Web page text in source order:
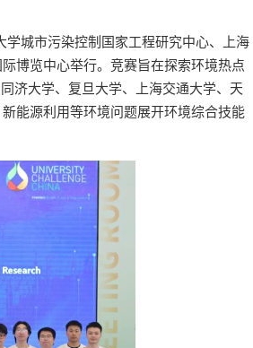
城市污染控制国家工程研究中心、上海
博览中心举行。竞赛旨在探索环境热点
济大学、复旦大学、上海交通大学、天
能源利用等环境问题展开环境综合技能